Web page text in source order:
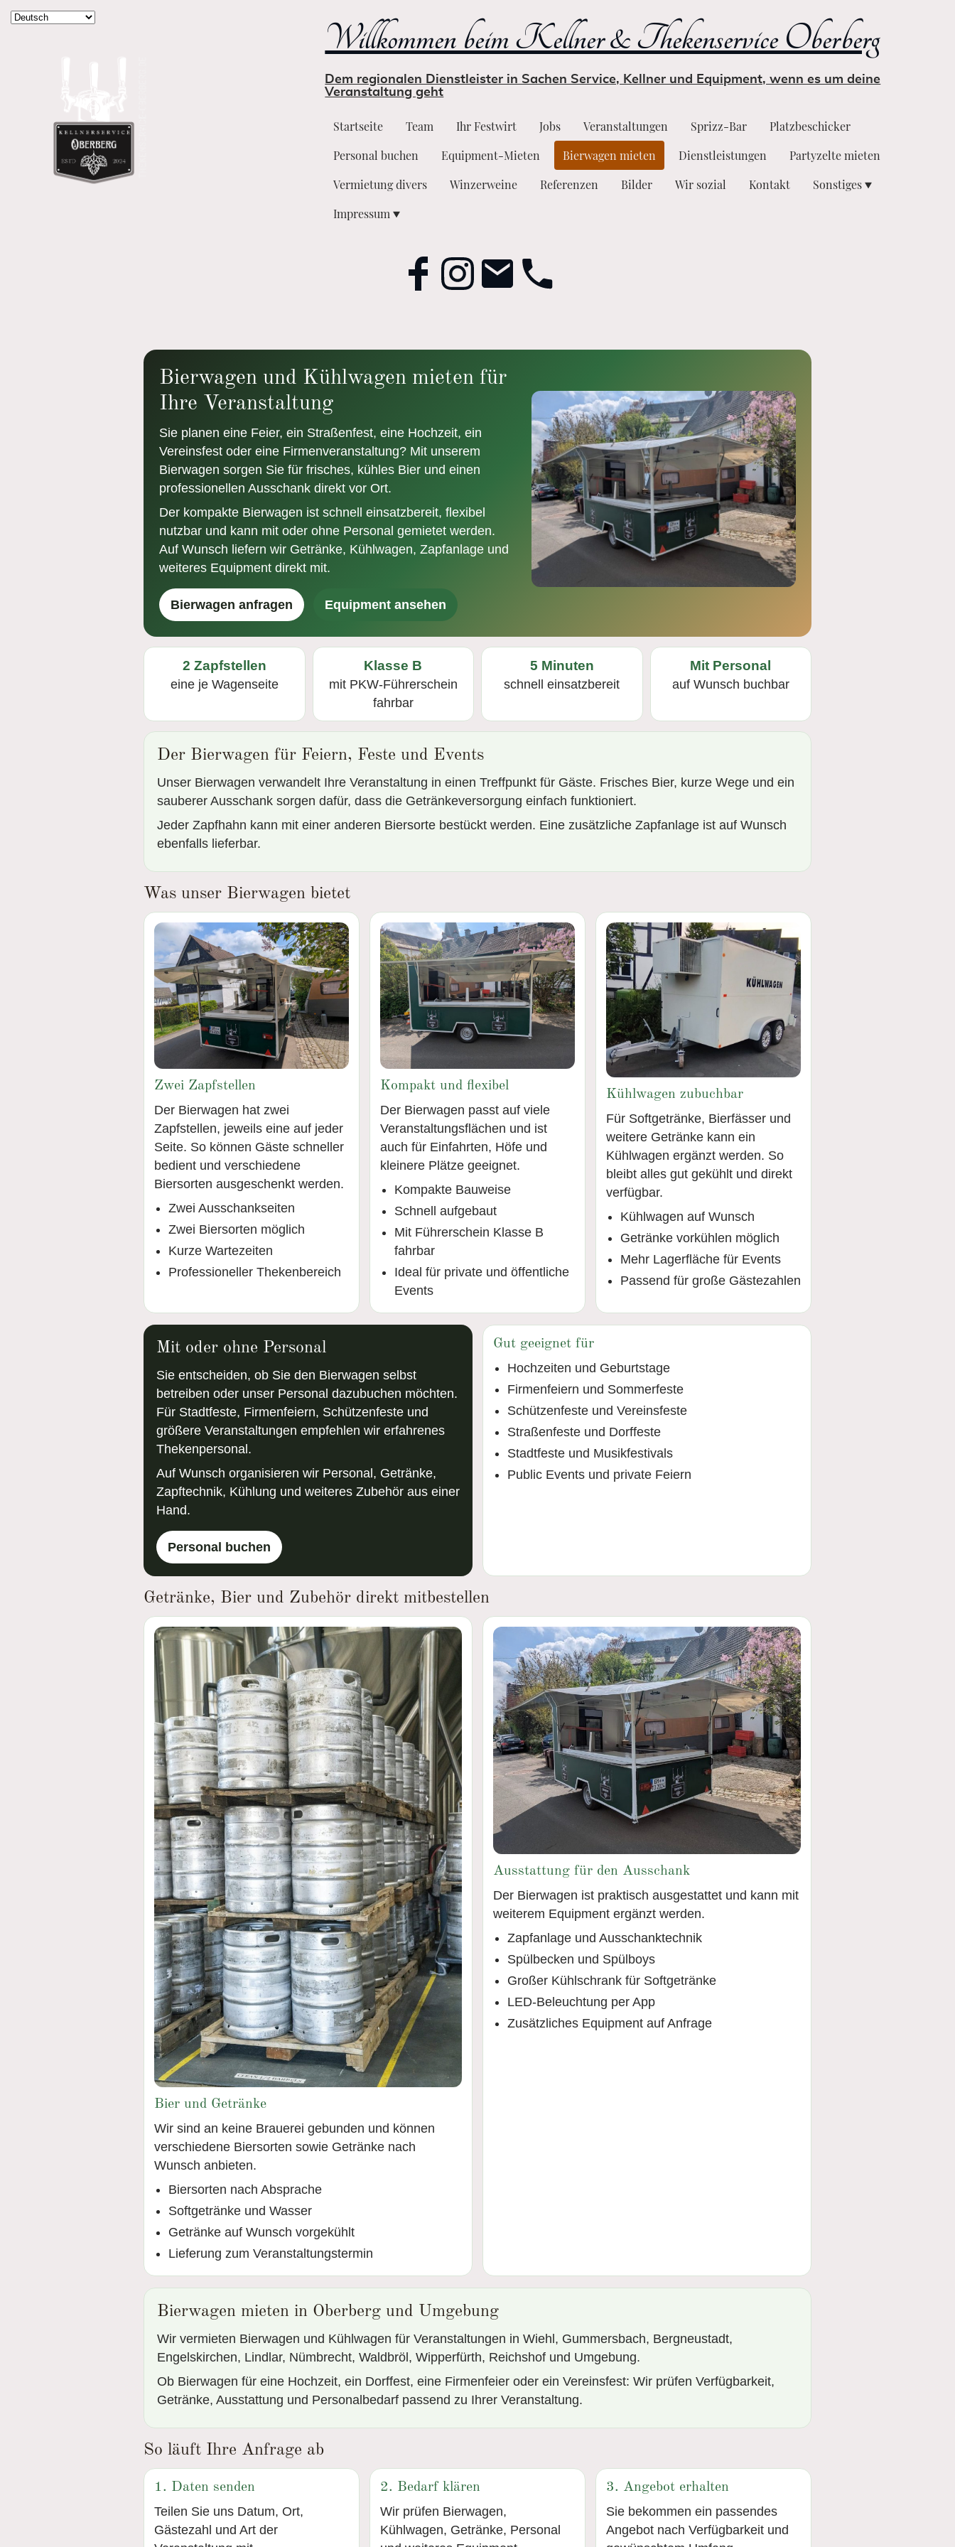
Willkommen beim Kellner & Thekenservice Oberberg
Dem regionalen Dienstleister in Sachen Service, Kellner und Equipment, wenn es um deine
Veranstaltung geht
Startseite Team Ihr Festwirt Jobs Veranstaltungen Sprizz-Bar
Platzbeschicker
Personal buchen
Equipment-Mieten Bierwagen mieten Dienstleistungen
Partyzelte mieten
Vermietung divers
Winzerweine Referenzen Bilder Wir sozial Kontakt
Sonstiges
Impressum
Bierwagen und Kühlwagen mieten für
Ihre Veranstaltung
Sie planen eine Feier, ein Straßenfest, eine Hochzeit, ein
Vereinsfest oder eine Firmenveranstaltung? Mit unserem
Bierwagen sorgen Sie für frisches, kühles Bier und einen
professionellen Ausschank direkt vor Ort.
Der kompakte Bierwagen ist schnell einsatzbereit, flexibel
nutzbar und kann mit oder ohne Personal gemietet werden.
Auf Wunsch liefern wir Getränke, Kühlwagen, Zapfanlage und
weiteres Equipment direkt mit.
Bierwagen anfragen Equipment ansehen
2 Zapfstellen
eine je Wagenseite
Klasse B
mit PKW-Führerschein
fahrbar
5 Minuten
schnell einsatzbereit
Mit Personal
auf Wunsch buchbar
Der Bierwagen für Feiern, Feste und Events
Unser Bierwagen verwandelt Ihre Veranstaltung in einen Treffpunkt für Gäste. Frisches Bier, kurze Wege und ein
sauberer Ausschank sorgen dafür, dass die Getränkeversorgung einfach funktioniert.
Jeder Zapfhahn kann mit einer anderen Biersorte bestückt werden. Eine zusätzliche Zapfanlage ist auf Wunsch
ebenfalls lieferbar.
Was unser Bierwagen bietet
Zwei Zapfstellen
Der Bierwagen hat zwei
Zapfstellen, jeweils eine auf jeder
Seite. So können Gäste schneller
bedient und verschiedene
Biersorten ausgeschenkt werden.
Zwei Ausschankseiten
Zwei Biersorten möglich
Kurze Wartezeiten
Professioneller Thekenbereich
Kompakt und flexibel
Der Bierwagen passt auf viele
Veranstaltungsflächen und ist
auch für Einfahrten, Höfe und
kleinere Plätze geeignet.
Kompakte Bauweise
Schnell aufgebaut
Mit Führerschein Klasse B
fahrbar
Ideal für private und öffentliche
Events
Kühlwagen zubuchbar
Für Softgetränke, Bierfässer und
weitere Getränke kann ein
Kühlwagen ergänzt werden. So
bleibt alles gut gekühlt und direkt
verfügbar.
Kühlwagen auf Wunsch
Getränke vorkühlen möglich
Mehr Lagerfläche für Events
Passend für große Gästezahlen
Mit oder ohne Personal
Sie entscheiden, ob Sie den Bierwagen selbst
betreiben oder unser Personal dazubuchen möchten.
Für Stadtfeste, Firmenfeiern, Schützenfeste und
größere Veranstaltungen empfehlen wir erfahrenes
Thekenpersonal.
Auf Wunsch organisieren wir Personal, Getränke,
Zapftechnik, Kühlung und weiteres Zubehör aus einer
Hand.
Personal buchen
Gut geeignet für
Hochzeiten und Geburtstage
Firmenfeiern und Sommerfeste
Schützenfeste und Vereinsfeste
Straßenfeste und Dorffeste
Stadtfeste und Musikfestivals
Public Events und private Feiern
Getränke, Bier und Zubehör direkt mitbestellen
Bier und Getränke
Wir sind an keine Brauerei gebunden und können
verschiedene Biersorten sowie Getränke nach
Wunsch anbieten.
Biersorten nach Absprache
Softgetränke und Wasser
Getränke auf Wunsch vorgekühlt
Lieferung zum Veranstaltungstermin
Ausstattung für den Ausschank
Der Bierwagen ist praktisch ausgestattet und kann mit
weiterem Equipment ergänzt werden.
Zapfanlage und Ausschanktechnik
Spülbecken und Spülboys
Großer Kühlschrank für Softgetränke
LED-Beleuchtung per App
Zusätzliches Equipment auf Anfrage
Bierwagen mieten in Oberberg und Umgebung
Wir vermieten Bierwagen und Kühlwagen für Veranstaltungen in Wiehl, Gummersbach, Bergneustadt,
Engelskirchen, Lindlar, Nümbrecht, Waldbröl, Wipperfürth, Reichshof und Umgebung.
Ob Bierwagen für eine Hochzeit, ein Dorffest, eine Firmenfeier oder ein Vereinsfest: Wir prüfen Verfügbarkeit,
Getränke, Ausstattung und Personalbedarf passend zu Ihrer Veranstaltung.
So läuft Ihre Anfrage ab
1. Daten senden
Teilen Sie uns Datum, Ort,
Gästezahl und Art der
2. Bedarf klären
Wir prüfen Bierwagen,
Kühlwagen, Getränke, Personal
3. Angebot erhalten
Sie bekommen ein passendes
Angebot nach Verfügbarkeit und